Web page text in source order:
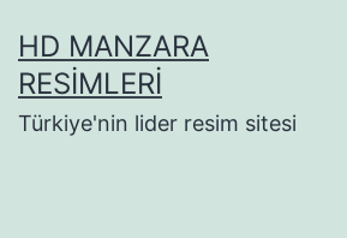
geçHD MANZARA
RESIMLERI
Türkiye'nin lider resim sitesi